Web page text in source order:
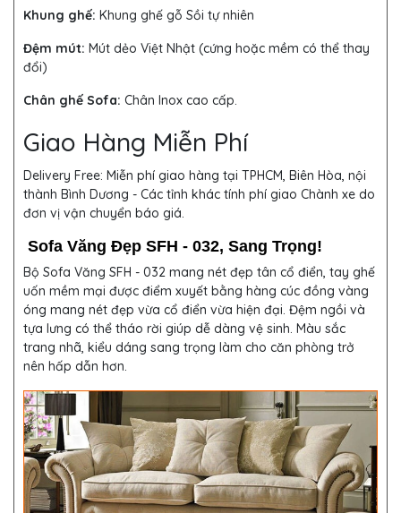
Khung ghế: Khung ghế gỗ Sồi tự nhiên
Đệm mút: Mút dẻo Việt Nhật (cứng hoặc mềm có thể thay
đổi)
Chân ghế Sofa: Chân Inox cao cấp.
Giao Hàng Miễn Phí
Delivery Free: Miễn phí giao hàng tại TPHCM, Biên Hòa, nội
thành Bình Dương - Các tỉnh khác tính phí giao Chành xe do
đơn vị vận chuyển báo giá.
Sofa Văng Đẹp SFH - 032, Sang Trọng!
Bộ Sofa Văng SFH - 032 mang nét đẹp tân cổ điển, tay ghế
uốn mềm mại được điểm xuyết bằng hàng cúc đồng vàng
óng mang nét đẹp vừa cổ điển vừa hiện đại. Đệm ngồi và
tựa lưng có thể tháo rời giúp dễ dàng vệ sinh. Màu sắc
trang nhã, kiểu dáng sang trọng làm cho căn phòng trở
nên hấp dẫn hơn.